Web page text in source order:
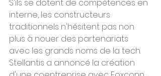
S'ils se dotent de compétences en
interne, les constructeurs
traditionnels n'hésitent pas non
plus à nouer des partenariats
avec les grands noms de la tech.
Stellantis a annoncé la création